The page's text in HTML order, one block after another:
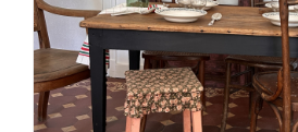
AJOUTER AU PANIER /